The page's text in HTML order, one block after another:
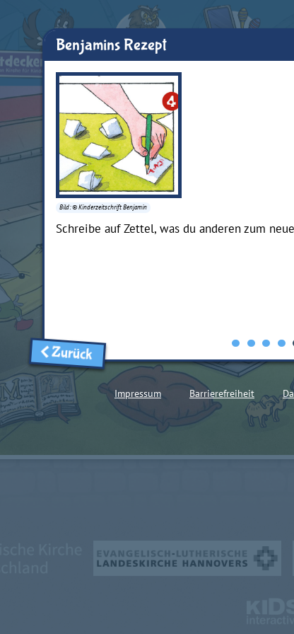
Benjamins Rezept
Bild: © Kinderzeitschrift Benjamin
Schreibe auf Zettel, was du anderen zum
Zurück
Impressum Barrierefreiheit